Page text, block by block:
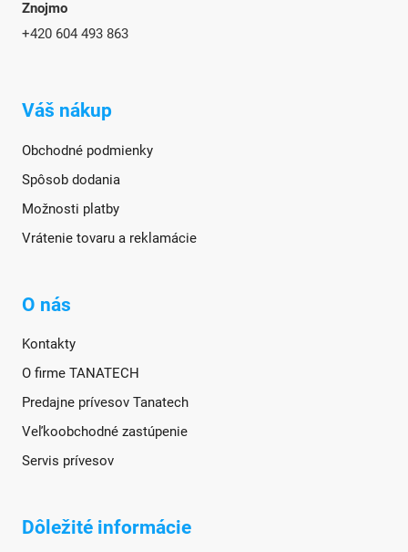
Znojmo
+420 604 493 863
Váš nákup
Obchodné podmienky
Spôsob dodania
Možnosti platby
Vrátenie tovaru a reklamácie
O nás
Kontakty
O firme TANATECH
Predajne prívesov Tanatech
Veľkoobchodné zastúpenie
Servis prívesov
Dôležité informácie